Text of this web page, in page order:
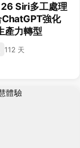
Siri多工處理
ChatGPT強化
產力轉型
112 天